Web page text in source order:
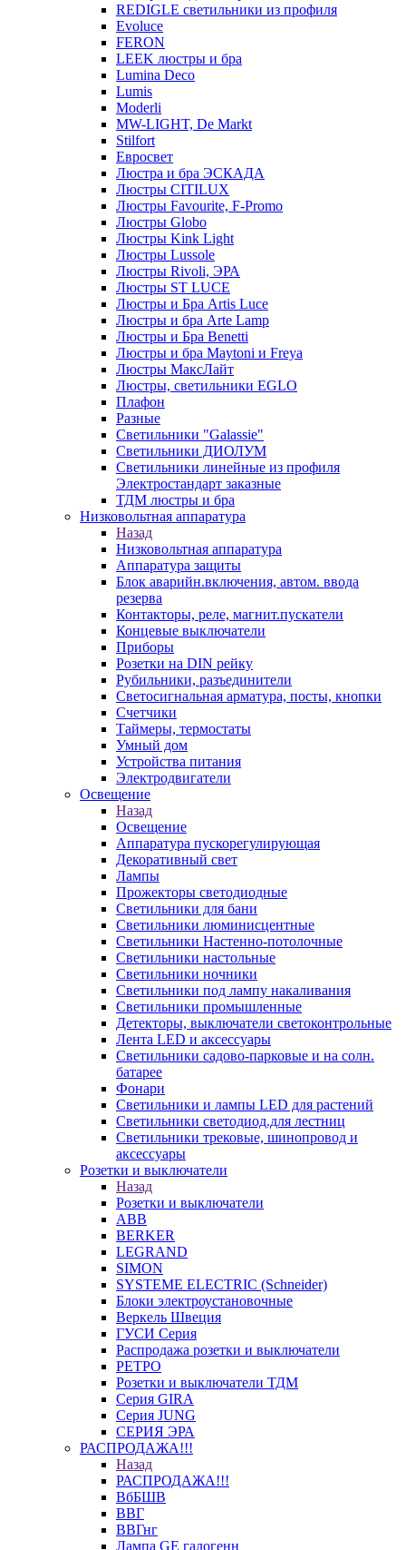
REDIGLE светильники из профиля
Evoluce
FERON
LEEK люстры и бра
Lumina Deco
Lumis
Moderli
MW-LIGHT, De Markt
Stilfort
Евросвет
Люстра и бра ЭСКАДА
Люстры CITILUX
Люстры Favourite, F-Promo
Люстры Globo
Люстры Kink Light
Люстры Lussole
Люстры Rivoli, ЭРА
Люстры ST LUCE
Люстры и Бра Artis Luce
Люстры и бра Arte Lamp
Люстры и Бра Benetti
Люстры и бра Maytoni и Freya
Люстры МаксЛайт
Люстры, светильники EGLO
Плафон
Разные
Светильники "Galassie"
Светильники ДИОЛУМ
Светильники линейные из профиля
Электростандарт заказные
ТДМ люстры и бра
Низковольтная аппаратура
Назад
Низковольтная аппаратура
Аппаратура защиты
Блок аварийн.включения, автом. ввода
резерва
Контакторы, реле, магнит.пускатели
Концевые выключатели
Приборы
Розетки на DIN рейку
Рубильники, разъединители
Светосигнальная арматура, посты, кнопки
Счетчики
Таймеры, термостаты
Умный дом
Устройства питания
Электродвигатели
Освещение
Назад
Освещение
Аппаратура пускорегулирующая
Декоративный свет
Лампы
Прожекторы светодиодные
Светильники для бани
Светильники люминисцентные
Светильники Настенно-потолочные
Светильники настольные
Светильники ночники
Светильники под лампу накаливания
Светильники промышленные
Детекторы, выключатели светоконтрольные
Лента LED и аксессуары
Светильники садово-парковые и на солн.
батарее
Фонари
Светильники и лампы LED для растений
Светильники светодиод.для лестниц
Светильники трековые, шинопровод и
аксессуары
Розетки и выключатели
Назад
Розетки и выключатели
ABB
BERKER
LEGRAND
SIMON
SYSTEME ELECTRIC (Schneider)
Блоки электроустановочные
Веркель Швеция
ГУСИ Серия
Распродажа розетки и выключатели
РЕТРО
Розетки и выключатели ТДМ
Серия GIRA
Серия JUNG
СЕРИЯ ЭРА
РАСПРОДАЖА!!!
Назад
РАСПРОДАЖА!!!
ВбБШВ
ВВГ
ВВГнг
Лампа GE галогенн